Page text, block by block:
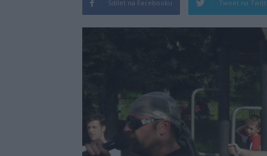
Sdílet na Facebooku Tweet na